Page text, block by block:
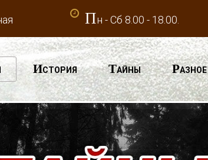
Пн - Сб 8.00 - 18.00.
ИСТОРИЯ ТАЙНЫ РАЗНОЕ